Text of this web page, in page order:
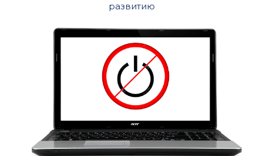
развитию